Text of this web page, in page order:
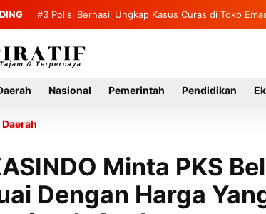
#4 Penemuan Mayat Tanpa Identitas Gegerkan
Nasional Pemerintah Pendidikan
Daerah
Minta PKS
Dengan Harga